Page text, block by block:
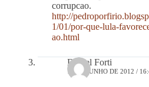
corrupcao.
http://
1/01/por-que-lula-
ao.html
Daniel Forti
15 DE JUNHO DE 2012 /